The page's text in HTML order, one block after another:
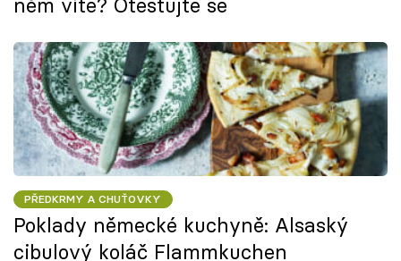
něm víte? Otestujte se
PŘEDKRMY A CHUŤOVKY
Poklady německé kuchyně: Alsaský
cibulový koláč Flammkuchen